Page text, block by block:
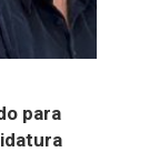
para